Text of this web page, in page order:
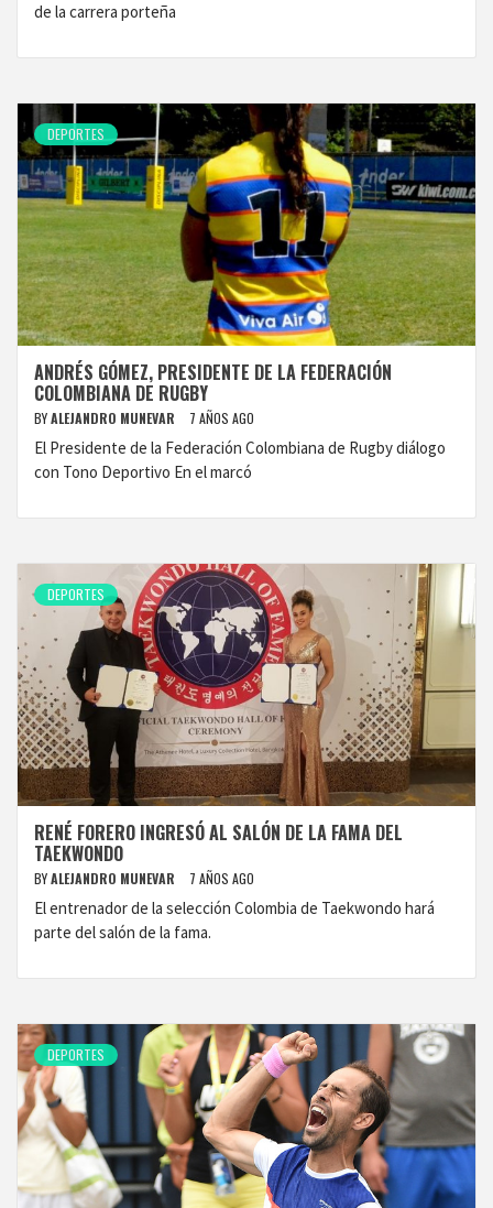
de la carrera porteña
DEPORTES
ANDRÉS GÓMEZ, PRESIDENTE DE LA FEDERACIÓN
COLOMBIANA DE RUGBY
BYALEJANDRO MUNEVAR 7 AÑOS AGO
El Presidente de la Federación Colombiana de Rugby diálogo
con Tono Deportivo En el marcó
DEPORTES
RENÉ FORERO INGRESÓ AL SALÓN DE LA FAMA DEL
TAEKWONDO
BYALEJANDRO MUNEVAR 7 AÑOS AGO
El entrenador de la selección Colombia de Taekwondo hará
parte del salón de la fama.
DEPORTES